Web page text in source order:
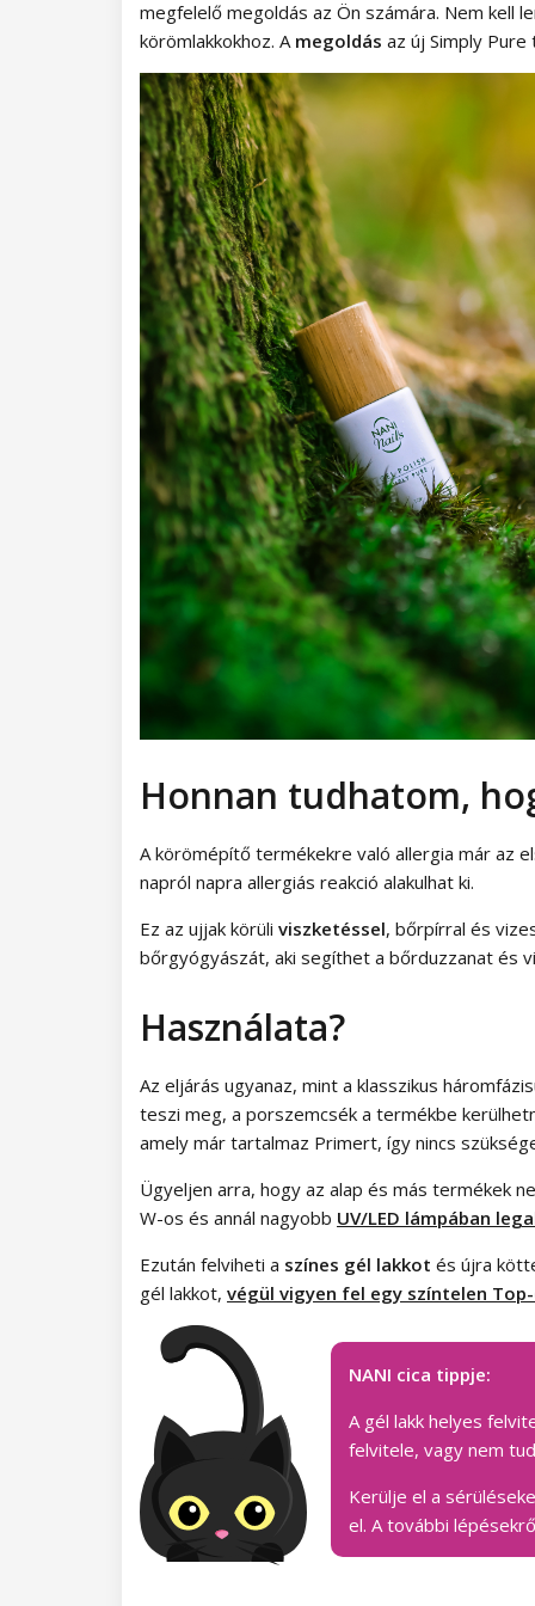
Dolly Polka Dots
Circus
Star Flakes
Díszítő transzferfóliák
Aluminium Flakes
megfelelő megoldás az Ön számára. Nem kell
körömlakkokhoz. A megoldás az új Simply
Honnan tudhatom,
A körömépítő termékekre való allergia már az
napról napra allergiás reakció alakulhat ki.
Ez az ujjak körüli viszketéssel, bőrpírral és
bőrgyógyászát, aki segíthet a bőrduzzanat és
Használata?
Az eljárás ugyanaz, mint a klasszikus
teszi meg, a porszemcsék a termékbe
amely már tartalmaz Primert, így nincs
Ügyeljen arra, hogy az alap és más termékek
W-os és annál nagyobb UV/LED lámpában
Ezután felviheti a színes gél lakkot és újra
gél lakkot, végül vigyen fel egy színtelen
NANI cica tippje:
A gél lakk helyes
felvitele, vagy nem
Kerülje el a
el. A további